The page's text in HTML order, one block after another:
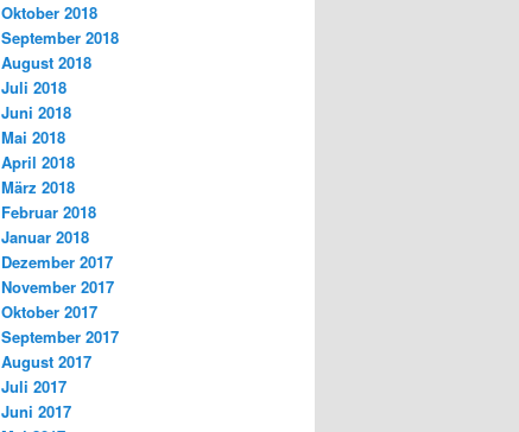
Oktober 2018
September 2018
August 2018
Juli 2018
Juni 2018
Mai 2018
April 2018
März 2018
Februar 2018
Januar 2018
Dezember 2017
November 2017
Oktober 2017
September 2017
August 2017
Juli 2017
Juni 2017